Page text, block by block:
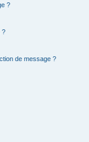
?
?
de message ?